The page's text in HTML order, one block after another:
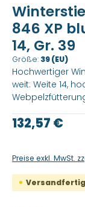
846 XP
14, Gr. 39
Größe: 39 (EU)
Hochwertiger
weit: Weite 14,
Regulärer Preis:
132,57 €
Preise exkl. MwSt.
Versandfertig